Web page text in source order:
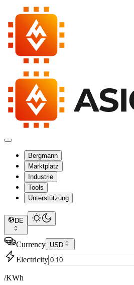
Bergmann
Marktplatz
Industrie
Tools
Unterstützung
DE
Currency USD
Electricity
/KWh